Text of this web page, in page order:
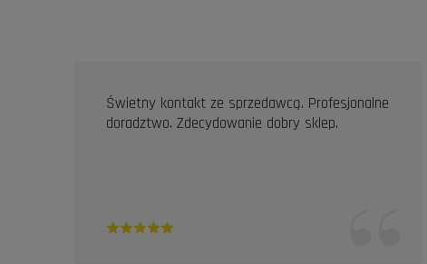
Świetny kontakt ze sprzedawcą. Profesjonalne
doradztwo. Zdecydowanie dobry sklep.